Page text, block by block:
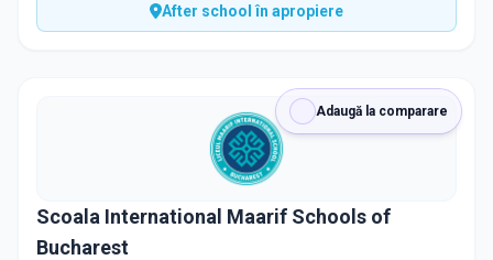
After school în apropiere
Adaugă la comparare
Scoala International Maarif Schools of
Bucharest